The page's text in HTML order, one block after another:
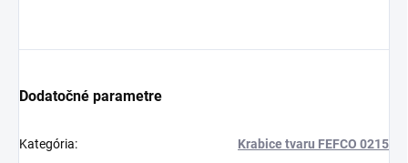
Dodatočné parametre
Kategória: Krabice tvaru FEFCO 0215